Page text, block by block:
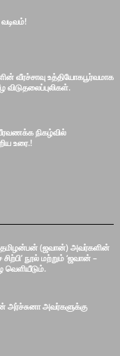
வீரச்சாவு உத்தியோகபூர்வமாக
விடுதலைப்புலிகள்.
நிகழ்வில்
உரை.!
தமிழன்பன் (ஜவான்) அவர்களின்
நூல் மற்றும் ‘ஜவான் –
வெளியீடும்.
அர்ச்சுனா அவர்களுக்கு